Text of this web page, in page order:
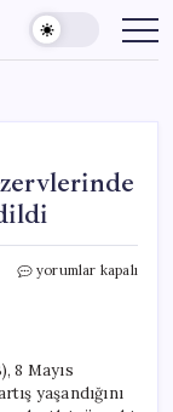
Türkiye
Milyar
Dolar
yorumlar kapalı
8 Mayıs
yaşandığını